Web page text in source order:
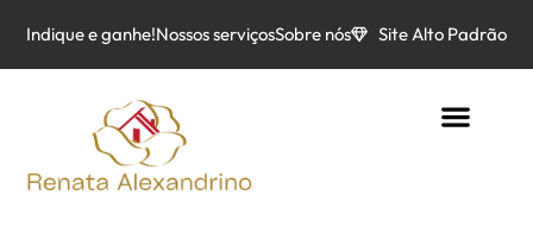
Indique e ganhe!Nossos serviçosSobre nós Site Alto Padrão